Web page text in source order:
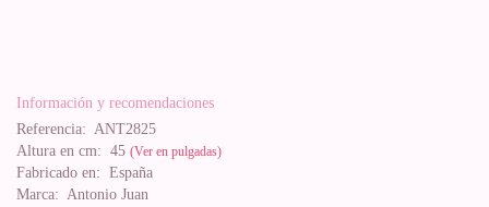
Información y recomendaciones
Referencia: ANT2825
Altura en cm: 45 (Ver en pulgadas)
Fabricado en: España
Marca: Antonio Juan